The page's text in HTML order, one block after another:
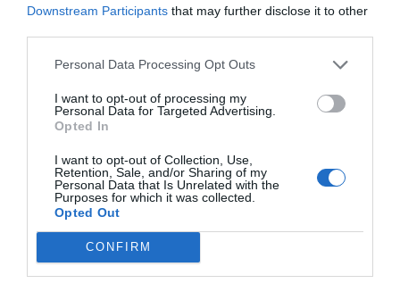
Downstream Participants that may further disclose it to other
Personal Data Processing Opt Outs
I want to opt-out of processing my
Personal Data for Targeted Advertising.
Opted In
I want to opt-out of Collection, Use,
Retention, Sale, and/or Sharing of my
Personal Data that Is Unrelated with the
Purposes for which it was collected.
Opted Out
CONFIRM
Σαντορίνη, Almira Hotelστη Σκιάθο,Sofi Pension
στη Νάξο,Βίλα Κωνσταντίνστη Μύκονο,Istoria
στη Σαντορίνη,Anixi Apartments
στην
Σίφνο,Κοντάρατος Studios & Διαμερίσματαστην
Vallais Villa
Ζάκυνθο καιAcropolis Stayστην Αθήνα.
Τα καλύτερα ξενοδοχεία στον κόσμο
Σε διεθνές επίπεδο, ως κορυφαίο ξενοδοχείο στον
κόσμο για το 2026 αναδείχθηκε τοG.H. Universal